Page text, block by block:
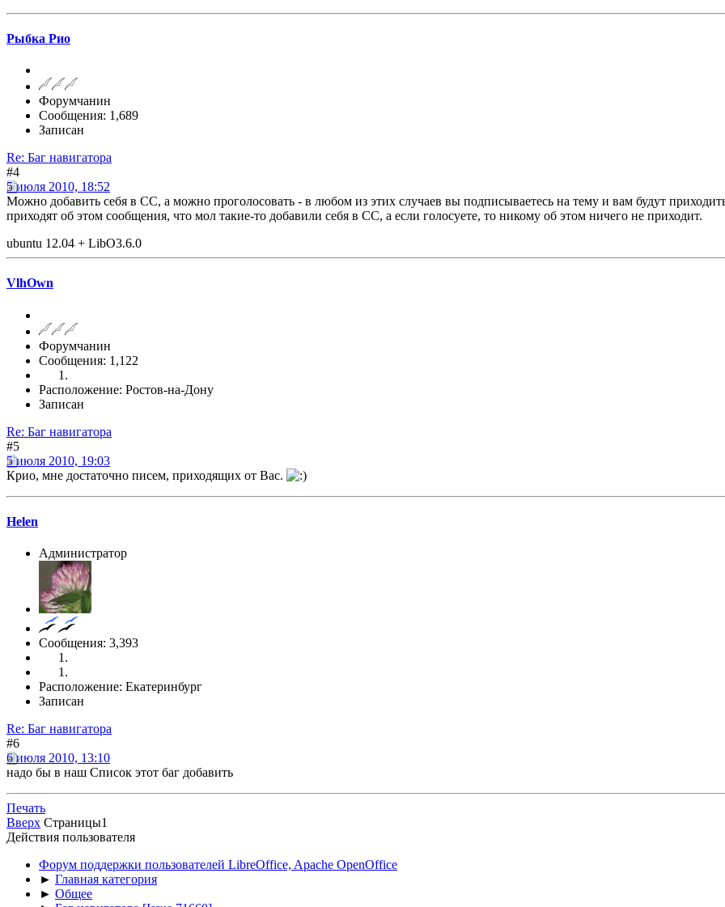
Рыбка Рио
Форумчанин
Сообщения: 1,689
Записан
Re: Баг навигатора
#4
5 июля 2010, 18:52
Можно добавить себя в СС, а можно проголосовать - в любом из этих случаев вы подписываетесь на тему и вам будут
приходят об этом сообщения, что мол такие-то добавили себя в СС, а если голосуете, то никому об этом ничего не приходит.
ubuntu 12.04 + LibO3.6.0
VlhOwn
Форумчанин
Сообщения: 1,122
Расположение: Ростов-на-Дону
Записан
Re: Баг навигатора
#5
5 июля 2010, 19:03
Крио, мне достаточно писем, приходящих от Вас.
Helen
Администратор
Сообщения: 3,393
Расположение: Екатеринбург
Записан
Re: Баг навигатора
#6
6 июля 2010, 13:10
надо бы в наш Список этот баг добавить
Печать
Вверх Страницы1
Действия пользователя
Форум поддержки пользователей LibreOffice, Apache OpenOffice
► Главная категория
► Общее